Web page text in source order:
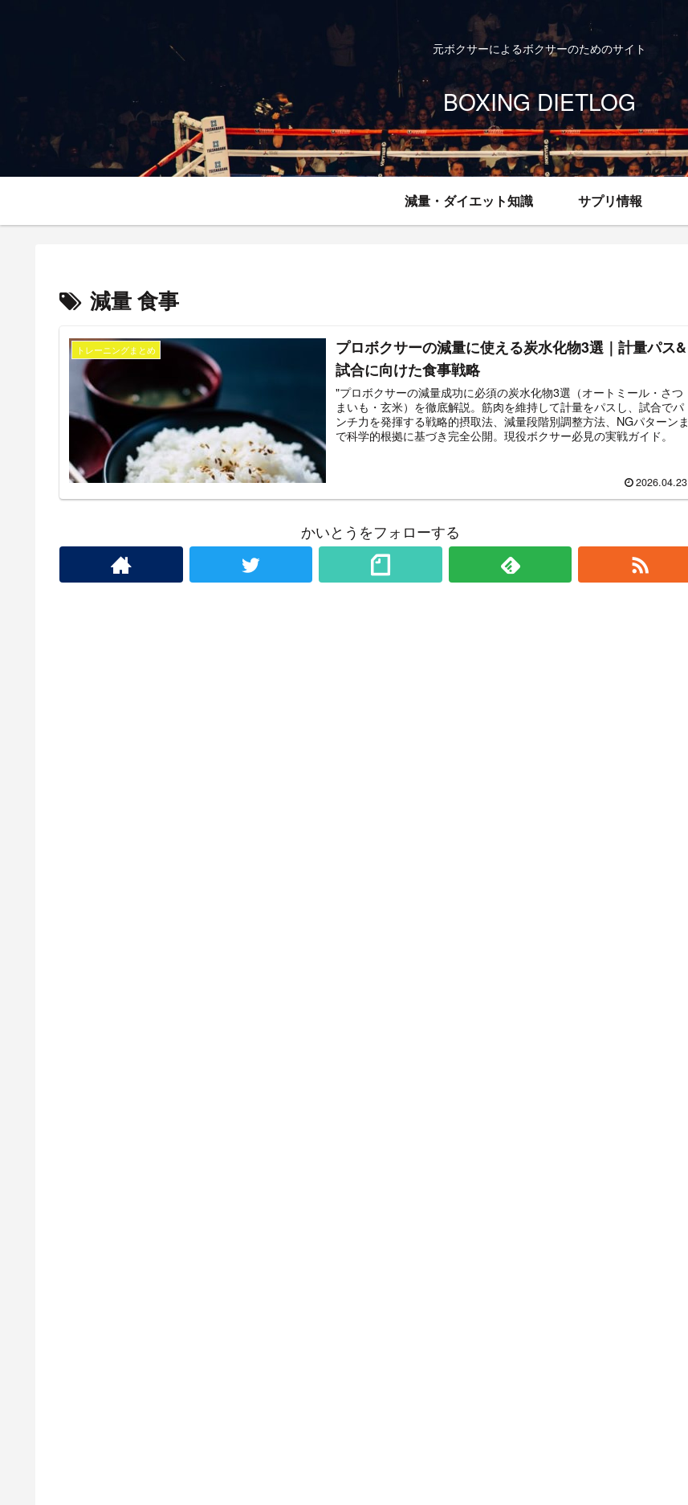
元ボクサーによるボクサーのためのサイト
BOXING DIETLOG
減量・ダイエット知識 サプリ情報
減量 食事
トレーニングまとめ
プロボクサーの減量に使える炭水化物3選｜計量パス&
試合に向けた食事戦略
"プロボクサーの減量成功に必須の炭水化物3選（オートミール・さつ
まいも・玄米）を徹底解説。筋肉を維持して計量をパスし、試合でパ
ンチ力を発揮する戦略的摂取法、減量段階別調整方法、NGパターンま
で科学的根拠に基づき完全公開。現役ボクサー必見の実戦ガイド。
2026.04.23
かいとうをフォローする